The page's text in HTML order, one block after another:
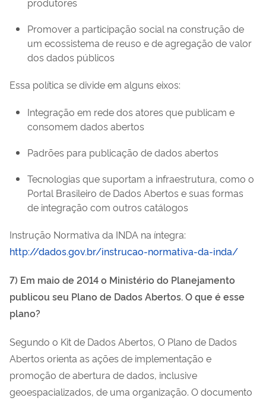
Promover a participação social na construção de
um ecossistema de reuso e de agregação de valor
dos dados públicos
Essa política se divide em alguns eixos:
Integração em rede dos atores que publicam e
consomem dados abertos
Padrões para publicação de dados abertos
Tecnologias que suportam a infraestrutura, como o
Portal Brasileiro de Dados Abertos e suas formas
de integração com outros catálogos
Instrução Normativa da INDA na íntegra:
http://dados.gov.br/instrucao-normativa-da-inda/
7) Em maio de 2014 o Ministério do Planejamento
publicou seu Plano de Dados Abertos. O que é esse
plano?
Segundo o Kit de Dados Abertos, O Plano de Dados
Abertos orienta as ações de implementação e
promoção de abertura de dados, inclusive
geoespacializados, de uma organização. O documento